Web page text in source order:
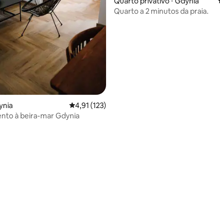
4,91 de uma avaliação média de 5, 123
4,91 (123)
à beira-mar Gdynia
Quarto a 2 minutos da praia.